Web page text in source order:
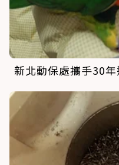
新北動保處攜手30